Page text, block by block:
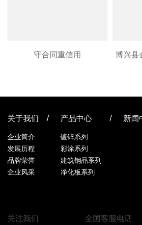
守合同重信用
博兴县
关于我们
企业简介
发展历程
品牌荣誉
企业风采
产品中心
镀锌系列
彩涂系列
建筑钢品系列
净化板系列
新闻
关注我们 全国客服电话